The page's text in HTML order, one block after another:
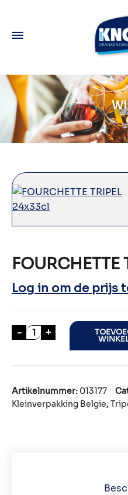
Log in om de prijs
- FOURCHETTE
+
Artikelnummer: 013177
Kleinverpakking Belgie,